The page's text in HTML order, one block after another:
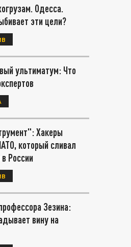
Одесса.
эти цели?
ультиматум: Что
Хакеры
который сливал
России
Зезина:
вину на